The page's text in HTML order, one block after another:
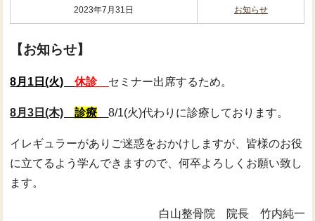
2023年7月31日 お知らせ
【お知らせ】
8月1日(火)休診 セミナー出席するため。
8月3日(木)診療 8/1(火)代わりに診療しております。
イレギュラーがありご迷惑をおかけしますが、皆様のお役
に立てるよう学んできますので、何卒よろしくお願い致し
ます。
白山整骨院 院長 竹内純一